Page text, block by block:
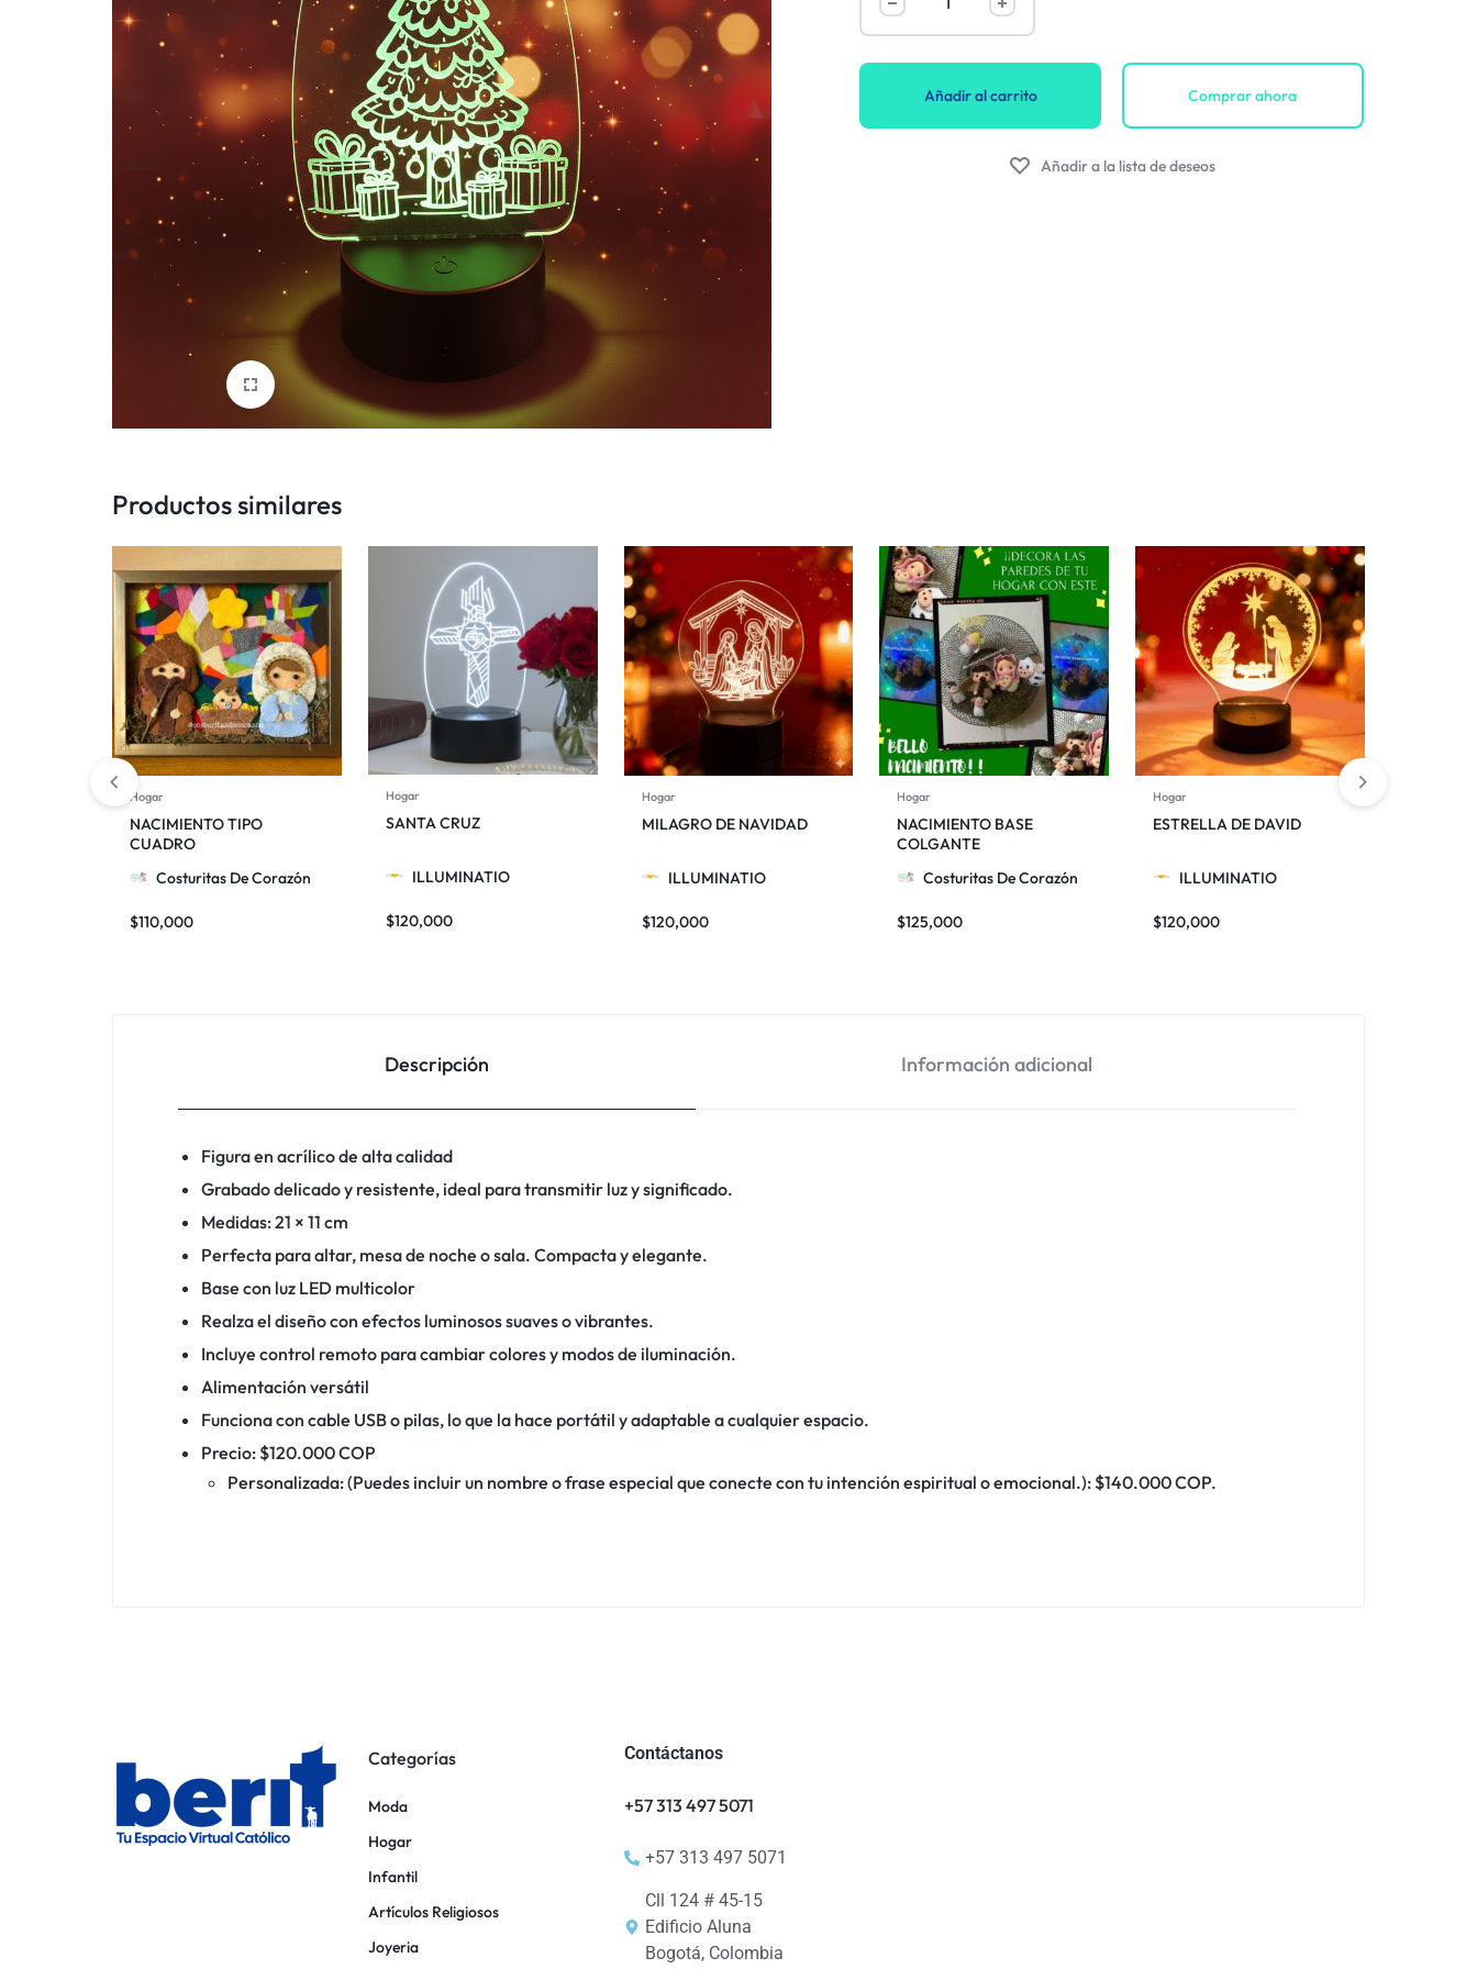
EMPRENDEDORES,
EMPRESAS
Y
COMUNIDADES
CATÓLICAS
QUE
OFRECEN
ARTÍCULOS
RELIGIOSOS,
Y
MUCHAS
OTRAS
INICIATIVAS
INSPIRADAS
EN
LA
FE.
Añadir al carrito Comprar ahora
Productos similares
Hogar
NACIMIENTO TIPO
CUADRO
Costuritas De Corazón
$110,000
Hogar
SANTA CRUZ
ILLUMINATIO
$120,000
Hogar
MILAGRO DE NAVIDAD
ILLUMINATIO
$120,000
Hogar
NACIMIENTO BASE
COLGANTE
Costuritas De Corazón
$125,000
Hogar
ESTRELLA DE DAVID
ILLUMINATIO
$120,000
Descripción Información adicional
Figura en acrílico de alta calidad
Grabado delicado y resistente, ideal para transmitir luz y significado.
Medidas: 21 × 11 cm
Perfecta para altar, mesa de noche o sala. Compacta y elegante.
Base con luz LED multicolor
Realza el diseño con efectos luminosos suaves o vibrantes.
Incluye control remoto para cambiar colores y modos de iluminación.
Alimentación versátil
Funciona con cable USB o pilas, lo que la hace portátil y adaptable a cualquier espacio.
Precio: $120.000 COP
Personalizada: (Puedes incluir un nombre o frase especial que conecte con tu intención espiritual o emocional.): $140.000 COP.
Categorías
Moda
Hogar
Infantil
Artículos Religiosos
Joyeria
Contáctanos
+57 313 497 5071
+57 313 497 5071
Cll 124 # 45-15
Edificio Aluna
Bogotá, Colombia